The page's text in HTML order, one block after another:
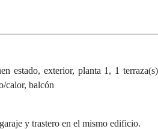
estado, exterior, planta 1, 1
calor, balcón
y trastero en el mismo edificio.